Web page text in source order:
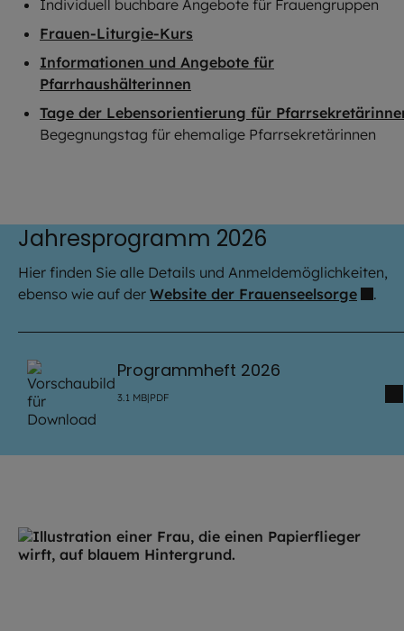
Individuell buchbare Angebote für Frauengruppen
Frauen-Liturgie-Kurs
Informationen und Angebote für
Pfarrhaushälterinnen
Tage der Lebensorientierung für
Begegnungstag für ehemalige Pfarrsekretärinnen
Jahresprogramm 2026
Hier finden Sie alle Details und Anmeldemöglichkeiten,
ebenso wie auf der Website der Frauenseelsorge .
Programmheft 2026
3.1 MB|PDF